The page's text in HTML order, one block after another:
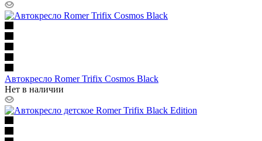
Автокресло Romer Trifix Cosmos Black
Нет в наличии